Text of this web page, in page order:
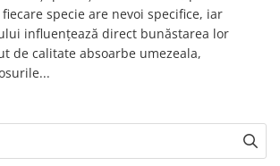
specie are nevoi specifice, iar
influențează direct bunăstarea lor
de calitate absoarbe umezeala,